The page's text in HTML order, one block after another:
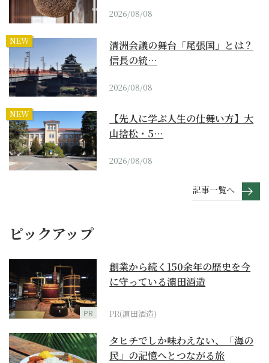
2026/08/08
NEW
清洲会議の舞台「尾張国」とは？
信長の統…
2026/08/08
NEW
【先人に学ぶ人生の仕舞い方】大
山捨松・5…
2026/08/08
記事一覧へ
ピックアップ
PR
創業から続く150余年の歴史を今
に守っている濵田酒造
PR(濵田酒造)
タヒチでしか味わえない、「海の
民」の記憶へとつながる旅